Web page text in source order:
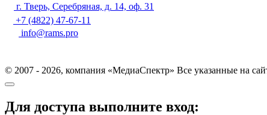
г. Тверь, Серебряная, д. 14, оф. 31
+7 (4822) 47-67-11
info@rams.pro
© 2007 - 2026, компания «МедиаСпектр» Все указанные на
Для доступа выполните вход: